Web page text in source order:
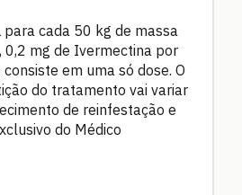
cada 50 kg de massa
0,2 mg de Ivermectina por
em uma só dose. O
do tratamento vai variar
de reinfestação e
do Médico